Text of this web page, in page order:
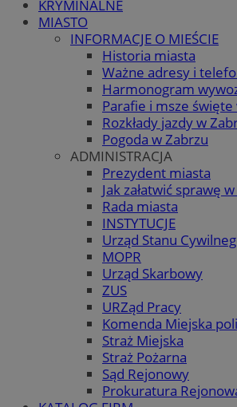
KRYMINALNE
MIASTO
INFORMACJE O MIEŚCIE
Historia miasta
Ważne adresy i
Harmonogram
Parafie i msze święte
Rozkłady jazdy w
Pogoda w Zabrzu
ADMINISTRACJA
Prezydent miasta
Jak załatwić sprawę
Rada miasta
INSTYTUCJE
Urząd Stanu
MOPR
Urząd Skarbowy
ZUS
URZąd Pracy
Komenda Miejska
Straż Miejska
Straż Pożarna
Sąd Rejonowy
Prokuratura